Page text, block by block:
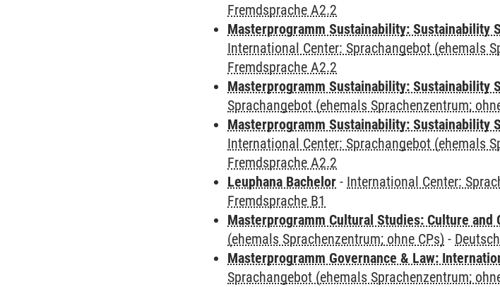
Fremdsprache A2.2
Masterprogramm Sustainability: Sustainability
International Center: Sprachangebot (ehemals
Fremdsprache A2.2
Masterprogramm Sustainability: Sustainability
Sprachangebot (ehemals Sprachenzentrum;
Masterprogramm Sustainability: Sustainability
International Center: Sprachangebot (ehemals
Fremdsprache A2.2
Leuphana Bachelor - International Center:
Fremdsprache B1
Masterprogramm Cultural Studies: Culture and
(ehemals Sprachenzentrum; ohne CPs) -
Masterprogramm Governance & Law:
Sprachangebot (ehemals Sprachenzentrum;